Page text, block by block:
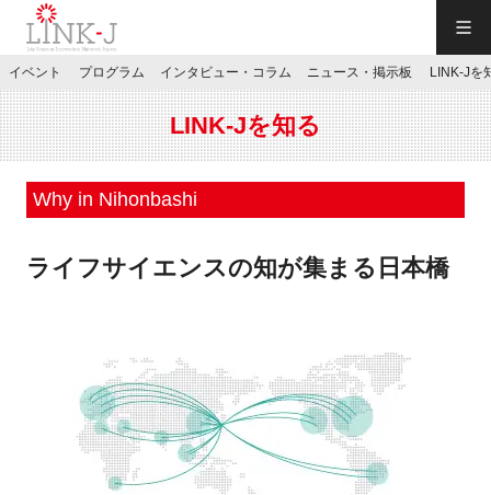
JP／EN
特別会員専用メニュー
お問い合わせ
マイページ
イベント プログラム インタビュー・コラム ニュース・掲示板 LINK-Jを
LINK-Jを知る
Why in Nihonbashi
ライフサイエンスの知が集まる日本橋